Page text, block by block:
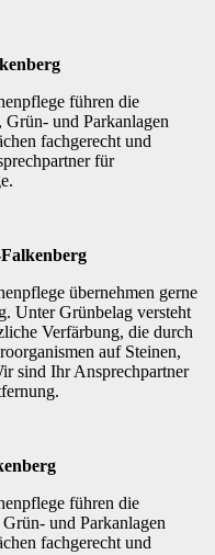
führen die
und Parkanlagen
fachgerecht und
für
übernehmen gerne
Unter Grünbelag versteht
Verfärbung, die durch
auf Steinen,
sind Ihr Ansprechpartner
führen die
und Parkanlagen
fachgerecht und